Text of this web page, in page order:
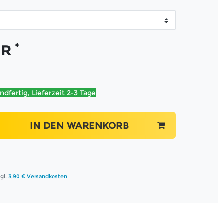
*
Lieferzeit 2-3 Tage
IN DEN WARENKORB
3,90 € Versandkosten